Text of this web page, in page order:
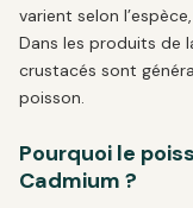
varient selon
Dans les produits de
crustacés sont
poisson.
Pourquoi le
Cadmium ?